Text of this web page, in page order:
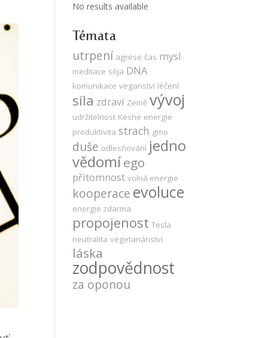
No results available
Témata
utrpení agrese čas mysl
meditace sója DNA
komunikace veganství léčení
síla zdraví Země vývoj
udržitelnost Keshe energie
produktivita strach gmo
duše odlesňování jedno
vědomíego
přítomnost volná energie
kooperace evoluce
energie zdarma
propojenost Tesla
neutralita vegetariánství
láska
zodpovědnost
za oponou